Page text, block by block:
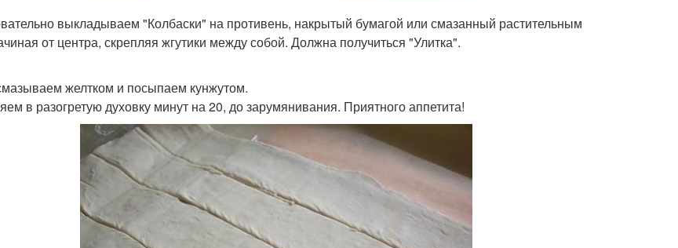
выкладываем "Колбаски" на противень, накрытый бумагой или смазанный растительным
от центра, скрепляя жгутики между собой. Должна получиться "Улитка".
желтком и посыпаем кунжутом.
в разогретую духовку минут на 20, до зарумянивания. Приятного аппетита!